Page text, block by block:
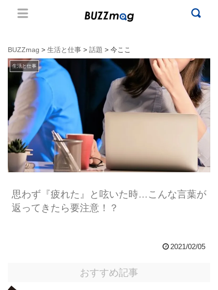
BUZZmag > 生活と仕事 > 話題 > 今ここ
生活と仕事
思わず『疲れた』と呟いた時…こんな言葉が
返ってきたら要注意！？
2021/02/05
おすすめ記事